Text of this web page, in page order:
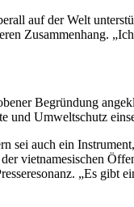
auf der Welt
Zusammenhang.
Begründung
Umweltschutz
sei auch ein
vietnamesischen
„Es